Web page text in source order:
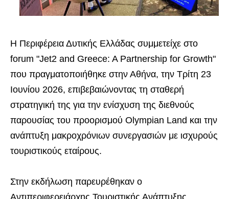
Η Περιφέρεια Δυτικής Ελλάδας συμμετείχε στο
forum "Jet2 and Greece: A Partnership for Growth"
που πραγματοποιήθηκε στην Αθήνα, την Τρίτη 23
Ιουνίου 2026, επιβεβαιώνοντας τη σταθερή
στρατηγική της για την ενίσχυση της διεθνούς
παρουσίας του προορισμού Olympian Land και την
ανάπτυξη μακροχρόνιων συνεργασιών με ισχυρούς
τουριστικούς εταίρους.
Στην εκδήλωση παρευρέθηκαν ο
Αντιπεριφερειάρχης Τουριστικής Ανάπτυξης